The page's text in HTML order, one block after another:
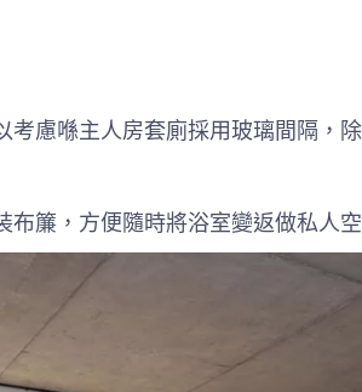
考慮喺主人房套廁採用玻璃間隔，
簾，方便隨時將浴室變返做私人空